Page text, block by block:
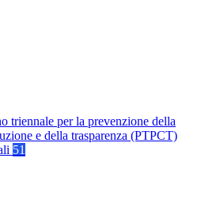
triennale per la prevenzione della
e della trasparenza (PTPCT)
51